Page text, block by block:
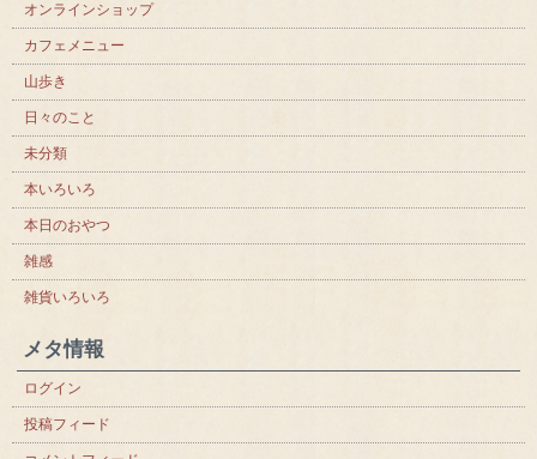
オンラインショップ
カフェメニュー
山歩き
日々のこと
未分類
本いろいろ
本日のおやつ
雑感
雑貨いろいろ
メタ情報
ログイン
投稿フィード